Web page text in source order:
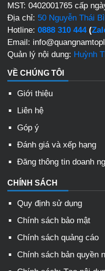
MST: 0402001765 cấp
Địa chỉ: 50 Nguyễn Thái
Hotline: 0888 310 444(
Email:
Quản lý nội dung: Huỳnh
VỀ CHÚNG TÔI
Giới thiệu
Liên hệ
Góp ý
Đánh giá và xếp hạng
Đăng thông tin doanh
CHÍNH SÁCH
Quy định sử dụng
Chính sách bảo mật
Chính sách quảng cáo
Chính sách bản quyền